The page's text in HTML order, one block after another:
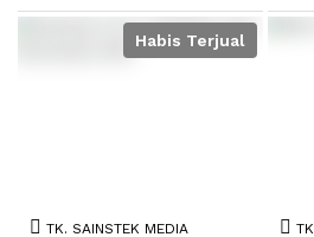
Habis Terjual
TK. SAINSTEK MEDIA